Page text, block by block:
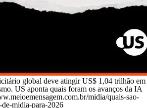
global deve atingir US$ 1,04 trilhão em
US aponta quais foram os avanços da IA
midia/quais-sao-
midia-para-2026